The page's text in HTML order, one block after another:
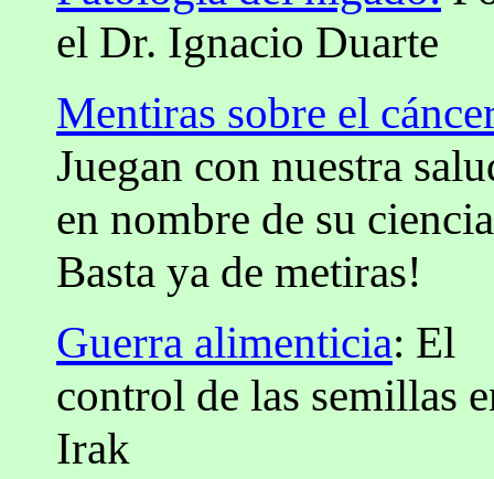
el Dr. Ignacio Duarte
Mentiras sobre el
Juegan con nuestra
en nombre de su
Basta ya de metiras!
Guerra alimenticia: El
control de las semillas
Irak